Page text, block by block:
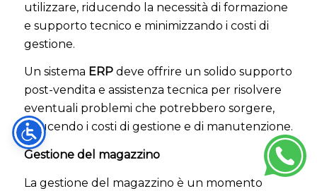
utilizzare, riducendo la necessità di formazione
e supporto tecnico e minimizzando i costi di
gestione.
Un sistema ERP deve offrire un solido supporto
post-vendita e assistenza tecnica per risolvere
eventuali problemi che potrebbero sorgere,
riducendo i costi di gestione e di manutenzione.
Gestione del magazzino
La gestione del magazzino è un momento